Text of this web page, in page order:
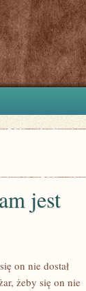
jest
on nie dostał
żeby się on nie